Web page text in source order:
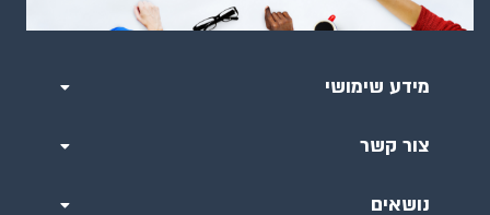
מידע שימושי
צור קשר
נושאים